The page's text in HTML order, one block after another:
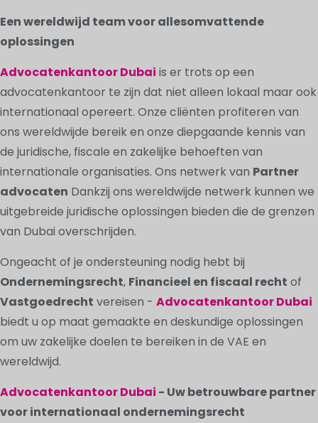
Een wereldwijd team voor allesomvattende
oplossingen
Advocatenkantoor Dubai is er trots op een
advocatenkantoor te zijn dat niet alleen lokaal maar ook
internationaal opereert. Onze cliënten profiteren van
ons wereldwijde bereik en onze diepgaande kennis van
de juridische, fiscale en zakelijke behoeften van
internationale organisaties. Ons netwerk van Partner
advocaten Dankzij ons wereldwijde netwerk kunnen we
uitgebreide juridische oplossingen bieden die de grenzen
van Dubai overschrijden.
Ongeacht of je ondersteuning nodig hebt bij
Ondernemingsrecht, Financieel en fiscaal recht of
Vastgoedrecht vereisen - Advocatenkantoor Dubai
biedt u op maat gemaakte en deskundige oplossingen
om uw zakelijke doelen te bereiken in de VAE en
wereldwijd.
Advocatenkantoor Dubai - Uw betrouwbare partner
voor internationaal ondernemingsrecht